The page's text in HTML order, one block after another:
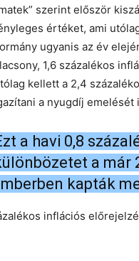
szerint először
értéket, ami
ugyanis az év
1,6 százalékos
kellett a 2,4
a nyugdíj emelését
a havi 0,8
a már
kapták
inflációs